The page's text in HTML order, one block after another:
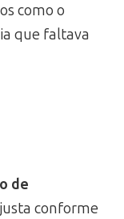
como o
que faltava
de
conforme